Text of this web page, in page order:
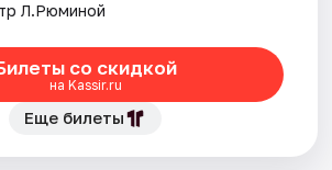
Л.Рюминой
со скидкой
на Kassir.ru
Еще билеты